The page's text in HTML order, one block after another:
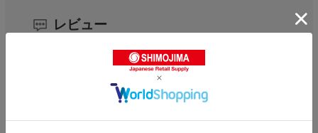
レビュー
4.4
レビュー件数：42件
★5 (28)